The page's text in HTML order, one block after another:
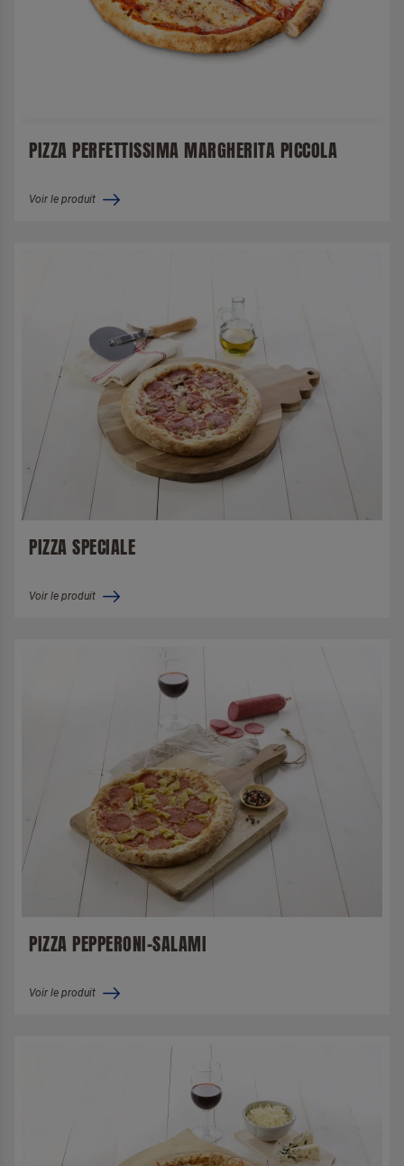
PIZZA PERFETTISSIMA MARGHERITA PICCOLA
Voir le produit
PIZZA SPECIALE
Voir le produit
PIZZA PEPPERONI-SALAMI
Voir le produit